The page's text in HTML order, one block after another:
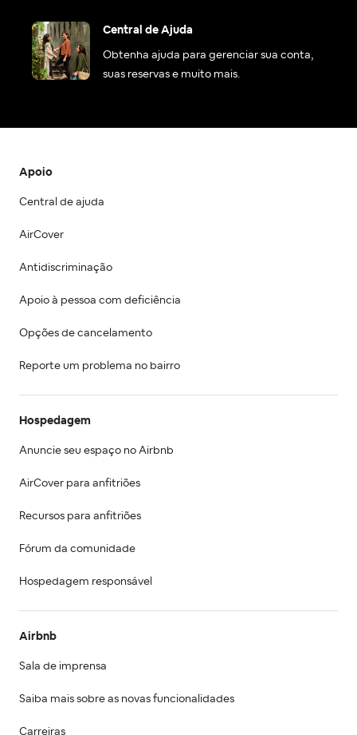
Central de Ajuda
Obtenha ajuda para gerenciar sua conta,
suas reservas e muito mais.
Apoio
Central de ajuda
AirCover
Antidiscriminação
Apoio à pessoa com deficiência
Opções de cancelamento
Reporte um problema no bairro
Hospedagem
Anuncie seu espaço no Airbnb
AirCover para anfitriões
Recursos para anfitriões
Fórum da comunidade
Hospedagem responsável
Airbnb
Sala de imprensa
Saiba mais sobre as novas funcionalidades
Carreiras